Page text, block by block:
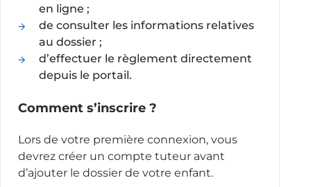
en ligne ;
de consulter les informations relatives
au dossier ;
d’effectuer le règlement directement
depuis le portail.
Comment s’inscrire ?
Lors de votre première connexion, vous
devrez créer un compte tuteur avant
d’ajouter le dossier de votre enfant.